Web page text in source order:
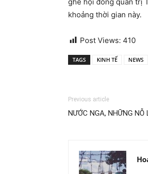
khoảng thời gian này.
Post Views: 410
TAGS KINH TẾ NEWS
Previous article
NƯỚC NGA, NHỮNG